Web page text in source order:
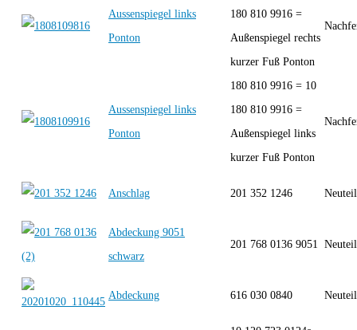
Aussenspiegel links
Ponton
180 810 9916 =
Außenspiegel rechts
kurzer Fuß Ponton
Aussenspiegel links
Ponton
180 810 9916 = 10
180 810 9916 =
Außenspiegel links
kurzer Fuß Ponton
Anschlag 201 352 1246
Abdeckung 9051
schwarz
201 768 0136 9051
Abdeckung 616 030 0840